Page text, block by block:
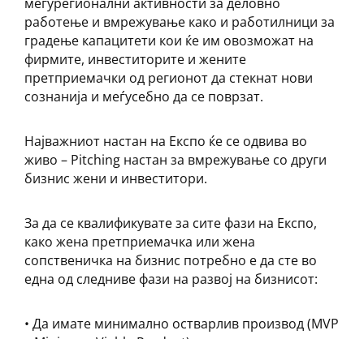
работење и вмрежување како и работилници за
градење капацитети кои ќе им овозможат на
фирмите, инвеститорите и жените
претприемачки од регионот да стекнат нови
сознанија и меѓусебно да се поврзат.
Најважниот настан на Експо ќе се одвива во
живо – Pitching настан за вмрежување со други
бизнис жени и инвеститори.
За да се квалификувате за сите фази на Експо,
како жена претприемачка или жена
сопственичка на бизнис потребно е да сте во
една од следниве фази на развој на бизнисот:
• Да имате минимално остварлив производ (MVP